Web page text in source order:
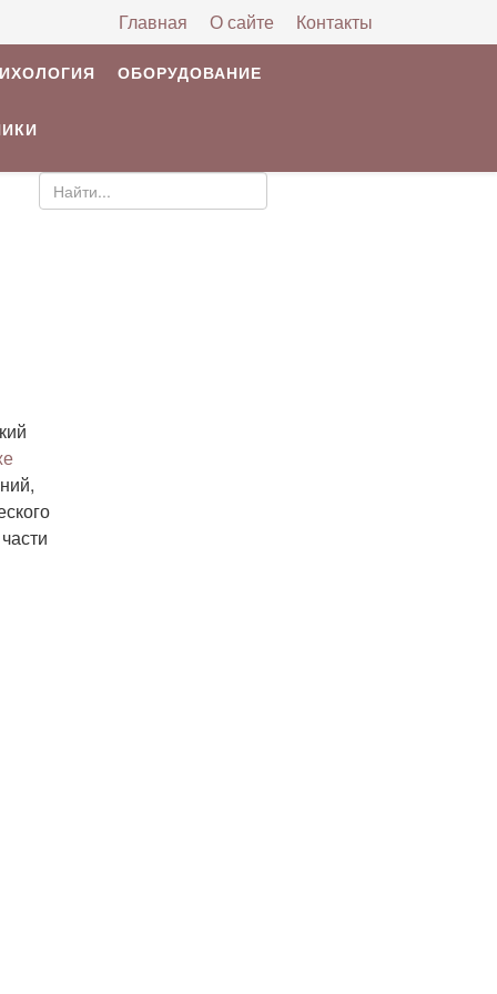
Контакты
О сайте
Главная
ОБОРУДОВАНИЕ